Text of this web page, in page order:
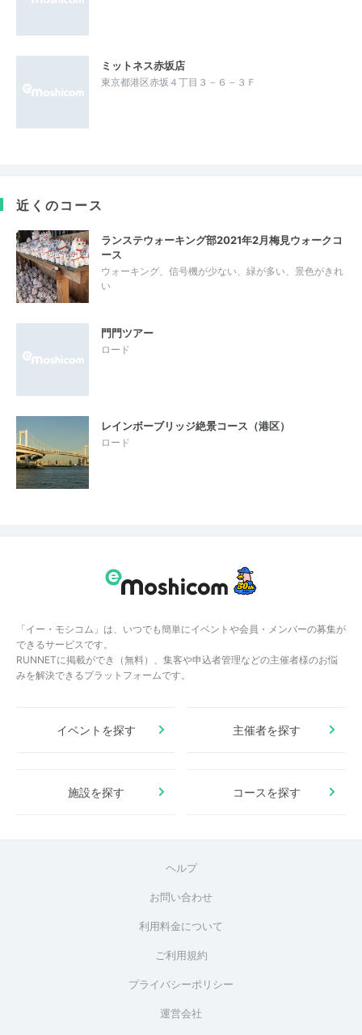
ミットネス赤坂店
東京都港区赤坂４丁目３－６－３Ｆ
近くのコース
ランステウォーキング部2021年2月梅見ウォークコ
ース
ウォーキング、信号機が少ない、緑が多い、景色がきれ
い
門門ツアー
ロード
レインボーブリッジ絶景コース（港区）
ロード
「イー・モシコム」は、いつでも簡単にイベントや会員・メンバーの募集が
できるサービスです。
RUNNETに掲載ができ（無料）、集客や申込者管理などの主催者様のお悩
みを解決できるプラットフォームです。
イベントを探す 主催者を探す
施設を探す コースを探す
ヘルプ
お問い合わせ
利用料金について
ご利用規約
プライバシーポリシー
運営会社